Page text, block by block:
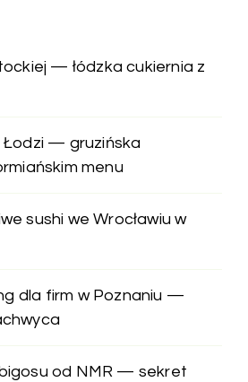
— łódzka cukiernia z
Łodzi — gruzińska
menu
sushi we Wrocławiu w
dla firm w Poznaniu —
od NMR — sekret